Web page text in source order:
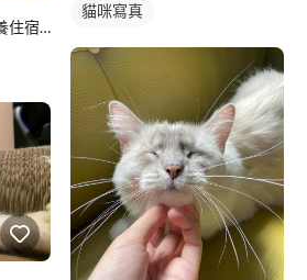
Ayumi--中和貓咪寄養住宿--預約制
貓咪寫真